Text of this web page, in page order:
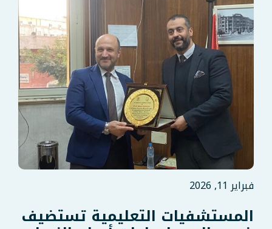
فبراير 11, 2026
المستشفيات التعليمية تستضيف